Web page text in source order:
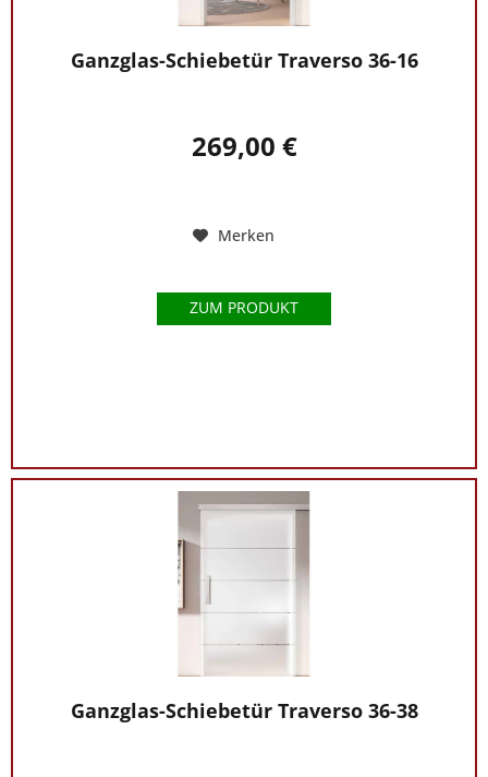
Ganzglas-Schiebetür Traverso 36-16
269,00 €
Merken
ZUM PRODUKT
Ganzglas-Schiebetür Traverso 36-38